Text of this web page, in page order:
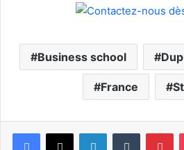
Business school
France
Facebook
X LinkedinTumblr